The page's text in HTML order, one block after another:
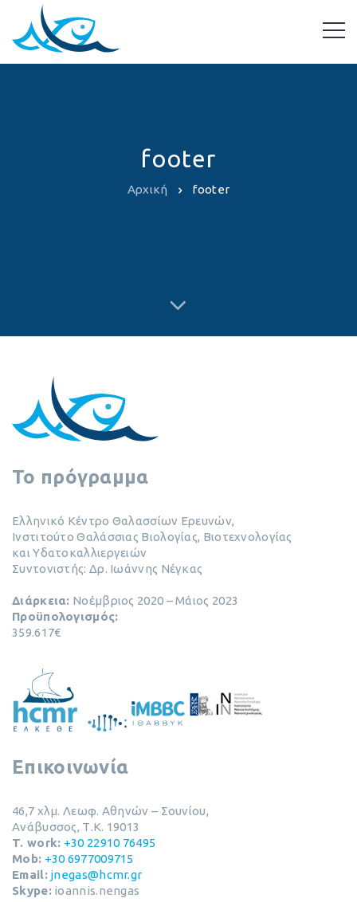
footer
Αρχική footer
To πρόγραμμα
Ελληνικό Κέντρο Θαλασσίων Ερευνών,
Ινστιτούτο Θαλάσσιας Βιολογίας, Βιοτεχνολογίας
και Υδατοκαλλιεργειών
Συντονιστής: Δρ. Ιωάννης Νέγκας
Διάρκεια: Νοέμβριος 2020 – Μάιος 2023
Προϋπολογισμός:
359.617€
Επικοινωνία
46,7 χλμ. Λεωφ. Αθηνών – Σουνίου​,
Ανάβυσσος, Τ.Κ. 19013
T. work: +30 22910 76495
Mob: +30 6977009715
Email: jnegas@hcmr.gr
Skype:ioannis.nengas